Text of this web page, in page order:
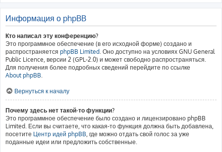
Информация о phpBB
Кто написал эту конференцию?
Это программное обеспечение (в его исходной форме) создано и
распространяется phpBB Limited. Оно доступно на условиях GNU General
Public Licence, версии 2 (GPL-2.0) и может свободно распространяться.
Для получения более подробных сведений перейдите по ссылке
About phpBB.
Вернуться к началу
Почему здесь нет такой-то функции?
Это программное обеспечение было создано и лицензировано phpBB
Limited. Если вы считаете, что какая-то функция должна быть добавлена,
посетите Центр идей phpBB, где можно отдать свой голос за уже
поданные идеи или предложить собственные.